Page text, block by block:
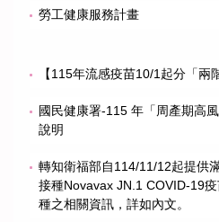
勞工健康服務計畫
【115年流感疫苗10/1起分「兩
國民健康署-115 年「周產期高
說明
轉知衛福部自114/11/12起提供
接種Novavax JN.1 COVID-19
種之相關資訊，詳如內文。